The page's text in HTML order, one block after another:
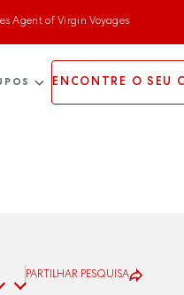
Agent of Virgin Voyages
ENCONTRE O SEU
PARTILHAR PESQUISA